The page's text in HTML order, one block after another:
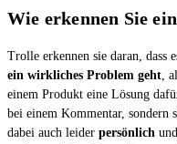
Wie erkennen Sie
Trolle erkennen sie daran, dass
ein wirkliches Problem geht,
einem Produkt eine Lösung
bei einem Kommentar, sondern
dabei auch leider persönlich